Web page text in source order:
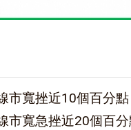
市寬挫近10個百分點
市寬急挫近20個百